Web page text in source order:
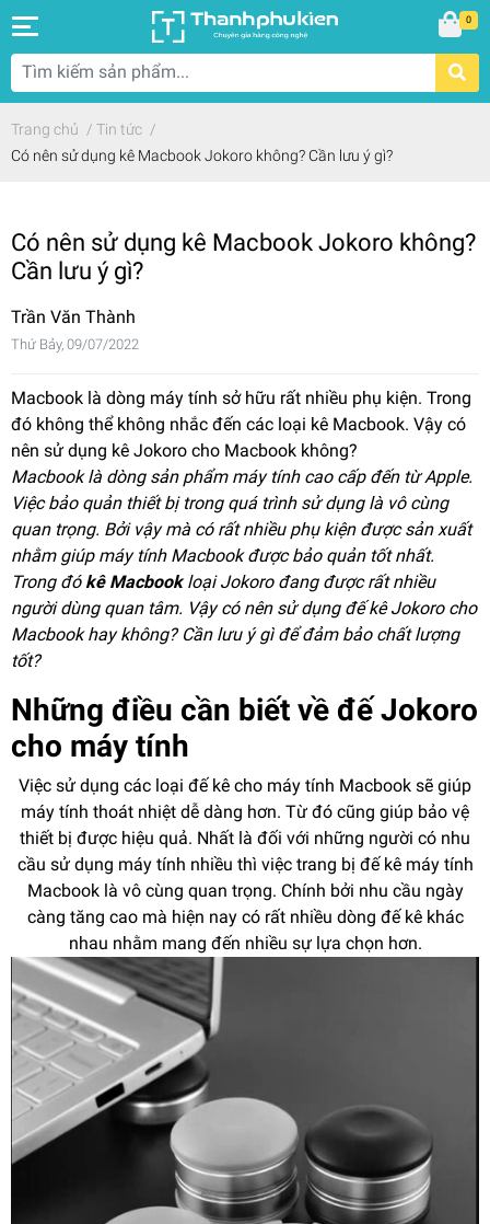
0
Trang chủ / Tin tức /
Có nên sử dụng kê Macbook Jokoro không? Cần lưu ý gì?
Có nên sử dụng kê Macbook Jokoro không?
Cần lưu ý gì?
Trần Văn Thành
Thứ Bảy, 09/07/2022
Macbook là dòng máy tính sở hữu rất nhiều phụ kiện. Trong
đó không thể không nhắc đến các loại kê Macbook. Vậy có
nên sử dụng kê Jokoro cho Macbook không?
Macbook là dòng sản phẩm máy tính cao cấp đến từ Apple.
Việc bảo quản thiết bị trong quá trình sử dụng là vô cùng
quan trọng. Bởi vậy mà có rất nhiều phụ kiện được sản xuất
nhằm giúp máy tính Macbook được bảo quản tốt nhất.
Trong đó kê Macbookloại Jokoro đang được rất nhiều
người dùng quan tâm. Vậy có nên sử dụng đế kê Jokoro cho
Macbook hay không? Cần lưu ý gì để đảm bảo chất lượng
tốt?
Những điều cần biết về đế Jokoro
cho máy tính
Việc sử dụng các loại đế kê cho máy tính Macbook sẽ giúp
máy tính thoát nhiệt dễ dàng hơn. Từ đó cũng giúp bảo vệ
thiết bị được hiệu quả. Nhất là đối với những người có nhu
cầu sử dụng máy tính nhiều thì việc trang bị đế kê máy tính
Macbook là vô cùng quan trọng. Chính bởi nhu cầu ngày
càng tăng cao mà hiện nay có rất nhiều dòng đế kê khác
nhau nhằm mang đến nhiều sự lựa chọn hơn.